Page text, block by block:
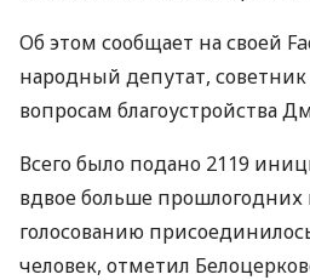
Об этом сообщает на своей
народный депутат,
вопросам благоустройства
Всего было подано 2119
вдвое больше прошлогодних
голосованию
человек, отметил